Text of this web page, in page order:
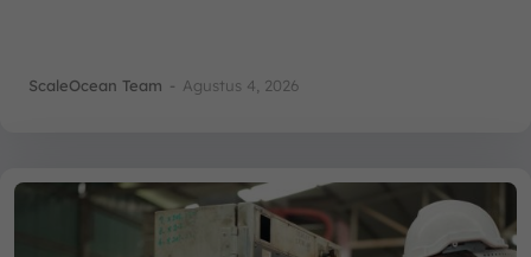
ScaleOcean Team - Agustus 4, 2026